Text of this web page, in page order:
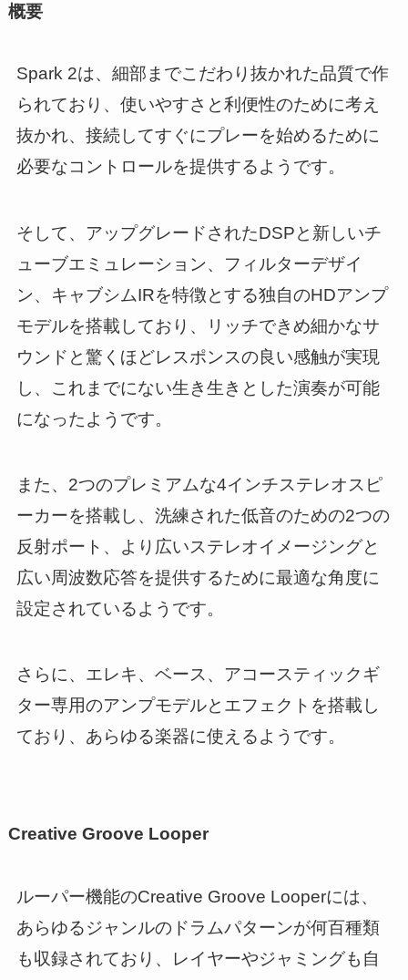
概要
Spark 2は、細部までこだわり抜かれた品質で作
られており、使いやすさと利便性のために考え
抜かれ、接続してすぐにプレーを始めるために
必要なコントロールを提供するようです。
そして、アップグレードされたDSPと新しいチ
ューブエミュレーション、フィルターデザイ
ン、キャブシムIRを特徴とする独自のHDアンプ
モデルを搭載しており、リッチできめ細かなサ
ウンドと驚くほどレスポンスの良い感触が実現
し、これまでにない生き生きとした演奏が可能
になったようです。
また、2つのプレミアムな4インチステレオスピ
ーカーを搭載し、洗練された低音のための2つの
反射ポート、より広いステレオイメージングと
広い周波数応答を提供するために最適な角度に
設定されているようです。
さらに、エレキ、ベース、アコースティックギ
ター専用のアンプモデルとエフェクトを搭載し
ており、あらゆる楽器に使えるようです。
Creative Groove Looper
ルーパー機能のCreative Groove Looperには、
あらゆるジャンルのドラムパターンが何百種類
も収録されており、レイヤーやジャミングも自